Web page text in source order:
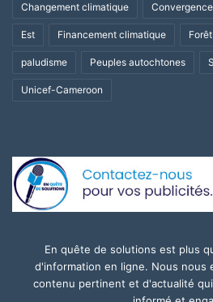
Changement climatique
Est Financement climatique Forêt
paludisme Peuples autochtones
Unicef-Cameroon
En quête de solutions est plus
d'information en ligne. Nous nous
contenu pertinent et d'actualité